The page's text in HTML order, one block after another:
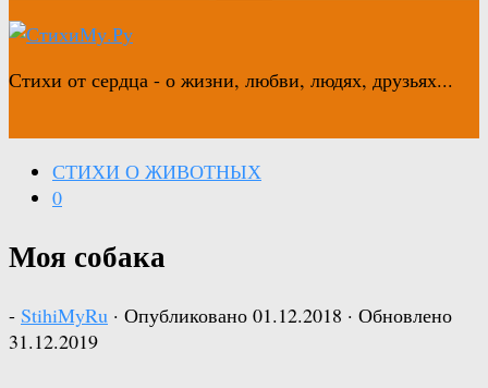
Стихи от сердца - о жизни, любви, людях, друзьях...
СТИХИ О ЖИВОТНЫХ
0
Моя собака
- StihiMyRu · Опубликовано 01.12.2018 · Обновлено
31.12.2019